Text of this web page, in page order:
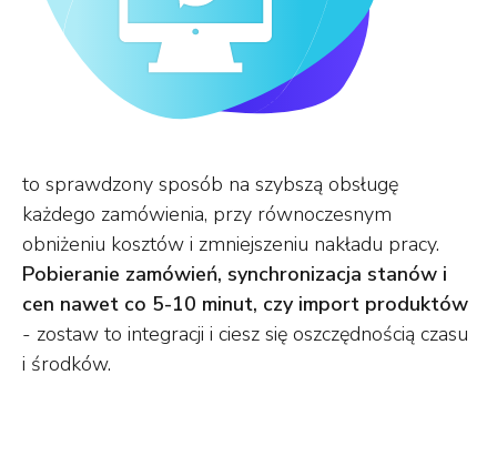
to sprawdzony sposób na szybszą obsługę
każdego zamówienia, przy równoczesnym
obniżeniu kosztów i zmniejszeniu nakładu pracy.
Pobieranie zamówień, synchronizacja stanów i
cen nawet co 5-10 minut, czy import produktów
- zostaw to integracji i ciesz się oszczędnością czasu
i środków.